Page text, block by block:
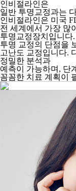
인비절라인은
일반 투명교정과는
인비절라인은 미국
전 세계에서 가장 많
투명교정장치입니다.
투명 교정의 단점을
고난도 교정입니다.
정밀한 분석과
예측이 가능하며, 단
꼼꼼한 치료 계획이